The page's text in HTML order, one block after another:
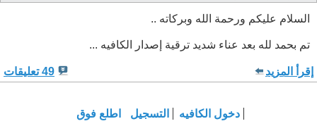
السلام عليكم ورحمة الله وبركاته ..
تم بحمد لله بعد عناء شديد ترقية إصدار الكافيه ...
49 تعليقات إقرأ المزيد
دخول الكافيه التسجيل اطلع فوق